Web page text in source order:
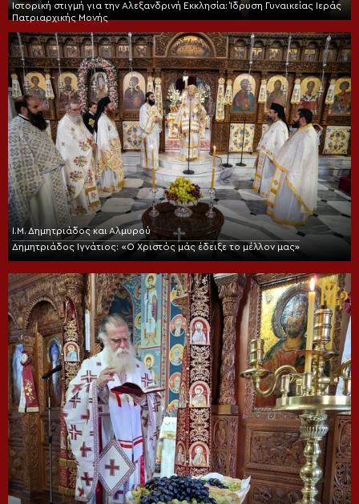
Ιστορική στιγμή για την Αλεξανδρινή Εκκλησία: Ίδρυση Γυναικείας Ιεράς
Πατριαρχικής Μονής
Ι.Μ. Δημητριάδος και Αλμυρού
Δημητριάδος Ιγνάτιος: «Ο Χριστός μάς έδειξε το μέλλον μας»